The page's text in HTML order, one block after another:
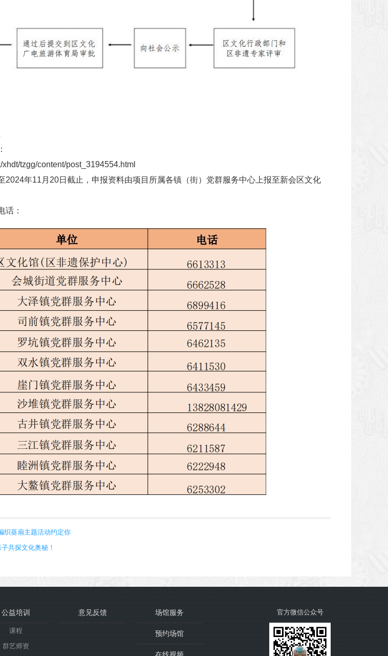
tzgg/content/post_3194554.html
年11月20日截止，申报资料由项目所属各镇（街）党群服务中心上报至新会区文化
：
织葵扇主题活动约定你
共探文化奥秘！
官方微信公众号
公益培训
课程
群艺师资
意见反馈 场馆服务
预约场馆